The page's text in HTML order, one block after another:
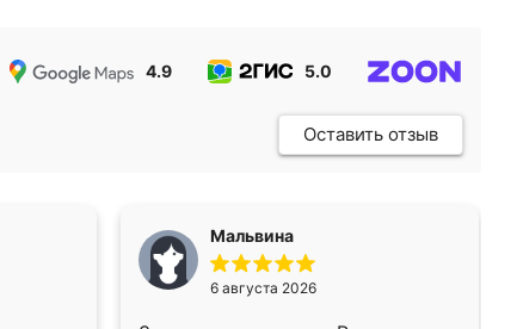
4.9 5.0
Оставить отзыв
Мальвина
6 августа 2026